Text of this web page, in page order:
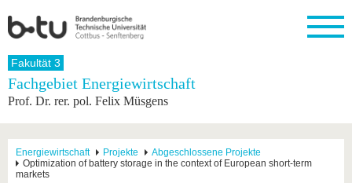
Startseite
Universität
Struktur
Karriere
Forschung
Forschung
Forschungsprofil
Studium
Vor dem
Studium
International
Profil
Aus dem
Wissenschaftliche
Weiterbildung
Fachkräfte
Wirtschafts-
Werte
Familie &
Fakultät 3
Fachgebiet Energiewirtschaft
Prof. Dr. rer. pol. Felix Müsgens
Energiewirtschaft Projekte
Abgeschlossene Projekte
Optimization of battery storage in the context of European short-term
markets